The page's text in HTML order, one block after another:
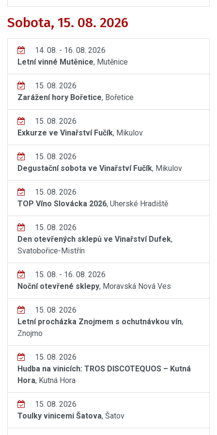
Sobota, 15. 08. 2026
14. 08. - 16. 08. 2026
Letní vinné Mutěnice, Mutěnice
15. 08. 2026
Zarážení hory Bořetice, Bořetice
15. 08. 2026
Exkurze ve Vinařství Fučík, Mikulov
15. 08. 2026
Degustační sobota ve Vinařství Fučík, Mikulov
15. 08. 2026
TOP Víno Slovácka 2026, Uherské Hradiště
15. 08. 2026
Den otevřených sklepů ve Vinařství Dufek,
Svatobořice-Mistřín
15. 08. - 16. 08. 2026
Noční otevřené sklepy, Moravská Nová Ves
15. 08. 2026
Letní procházka Znojmem s ochutnávkou vín,
Znojmo
15. 08. 2026
Hudba na vinicích: TROS DISCOTEQUOS – Kutná
Hora, Kutná Hora
15. 08. 2026
Toulky vinicemi Šatova, Šatov